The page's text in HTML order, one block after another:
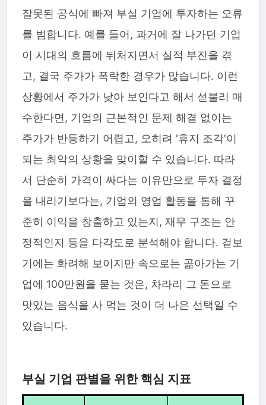
잘못된 공식에 빠져 부실 기업에 투자하는 오류
를 범합니다. 예를 들어, 과거에 잘 나가던 기업
이 시대의 흐름에 뒤처지면서 실적 부진을 겪
고, 결국 주가가 폭락한 경우가 많습니다. 이런
상황에서 주가가 낮아 보인다고 해서 섣불리 매
수한다면, 기업의 근본적인 문제 해결 없이는
주가가 반등하기 어렵고, 오히려 '휴지 조각'이
되는 최악의 상황을 맞이할 수 있습니다. 따라
서 단순히 가격이 싸다는 이유만으로 투자 결정
을 내리기보다는, 기업의 영업 활동을 통해 꾸
준히 이익을 창출하고 있는지, 재무 구조는 안
정적인지 등을 다각도로 분석해야 합니다. 겉보
기에는 화려해 보이지만 속으로는 곪아가는 기
업에 100만원을 묻는 것은, 차라리 그 돈으로
맛있는 음식을 사 먹는 것이 더 나은 선택일 수
있습니다.
부실 기업 판별을 위한 핵심 지표